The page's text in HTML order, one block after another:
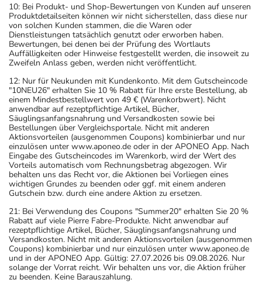
10: Bei Produkt- und Shop-Bewertungen von Kunden auf unseren
Produktdetailseiten können wir nicht sicherstellen, dass diese nur
von solchen Kunden stammen, die die Waren oder
Dienstleistungen tatsächlich genutzt oder erworben haben.
Bewertungen, bei denen bei der Prüfung des Wortlauts
Auffälligkeiten oder Hinweise festgestellt werden, die insoweit zu
Zweifeln Anlass geben, werden nicht veröffentlicht.
12: Nur für Neukunden mit Kundenkonto. Mit dem Gutscheincode
"10NEU26" erhalten Sie 10 % Rabatt für Ihre erste Bestellung, ab
einem Mindestbestellwert von 49 € (Warenkorbwert). Nicht
anwendbar auf rezeptpflichtige Artikel, Bücher,
Säuglingsanfangsnahrung und Versandkosten sowie bei
Bestellungen über Vergleichsportale. Nicht mit anderen
Aktionsvorteilen (ausgenommen Coupons) kombinierbar und nur
einzulösen unter www.aponeo.de oder in der APONEO App. Nach
Eingabe des Gutscheincodes im Warenkorb, wird der Wert des
Vorteils automatisch vom Rechnungsbetrag abgezogen. Wir
behalten uns das Recht vor, die Aktionen bei Vorliegen eines
wichtigen Grundes zu beenden oder ggf. mit einem anderen
Gutschein bzw. durch eine andere Aktion zu ersetzen.
21: Bei Verwendung des Coupons "Summer20" erhalten Sie 20 %
Rabatt auf viele Pierre Fabre-Produkte. Nicht anwendbar auf
rezeptpflichtige Artikel, Bücher, Säuglingsanfangsnahrung und
Versandkosten. Nicht mit anderen Aktionsvorteilen (ausgenommen
Coupons) kombinierbar und nur einzulösen unter www.aponeo.de
und in der APONEO App. Gültig: 27.07.2026 bis 09.08.2026. Nur
solange der Vorrat reicht. Wir behalten uns vor, die Aktion früher
zu beenden. Keine Barauszahlung.